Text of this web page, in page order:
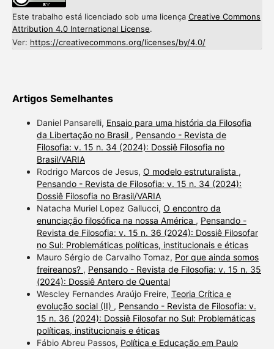
Este trabalho está licenciado sob uma licença Creative Commons
Attribution 4.0 International License.
Ver: https://creativecommons.org/licenses/by/4.0/
Artigos Semelhantes
Daniel Pansarelli, Ensaio para uma história da Filosofia
da Libertação no Brasil , Pensando - Revista de
Filosofia: v. 15 n. 34 (2024): Dossiê Filosofia no
Brasil/VARIA
Rodrigo Marcos de Jesus, O modelo estruturalista ,
Pensando - Revista de Filosofia: v. 15 n. 34 (2024):
Dossiê Filosofia no Brasil/VARIA
Natacha Muriel Lopez Gallucci, O encontro da
enunciação filosófica na nossa América , Pensando -
Revista de Filosofia: v. 15 n. 36 (2024): Dossiê Filosofar
no Sul: Problemáticas políticas, institucionais e éticas
Mauro Sérgio de Carvalho Tomaz, Por que ainda somos
freireanos? , Pensando - Revista de Filosofia: v. 15 n. 35
(2024): Dossiê Antero de Quental
Wescley Fernandes Araújo Freire, Teoria Crítica e
evolução social (II) , Pensando - Revista de Filosofia: v.
15 n. 36 (2024): Dossiê Filosofar no Sul: Problemáticas
políticas, institucionais e éticas
Fábio Abreu Passos, Política e Educação em Paulo